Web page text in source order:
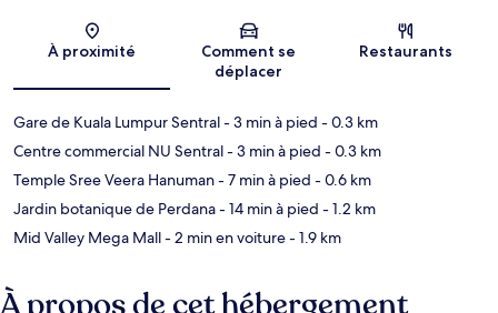
À proximité
Comment se
déplacer
Restaurants
Gare de Kuala Lumpur Sentral- 3 min à pied - 0.3 km
Centre commercial NU Sentral- 3 min à pied - 0.3 km
Temple Sree Veera Hanuman- 7 min à pied - 0.6 km
Jardin botanique de Perdana- 14 min à pied - 1.2 km
Mid Valley Mega Mall- 2 min en voiture- 1.9 km